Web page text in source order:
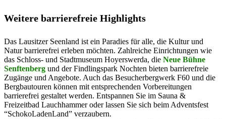
Weitere barrierefreie Highlights
Das Lausitzer Seenland ist ein Paradies für alle, die Kultur und
Natur barrierefrei erleben möchten. Zahlreiche Einrichtungen wie
das Schloss- und Stadtmuseum Hoyerswerda, die Neue Bühne
Senftenberg und der Findlingspark Nochten bieten barrierefreie
Zugänge und Angebote. Auch das Besucherbergwerk F60 und die
Bergbautouren können mit entsprechenden Vorbereitungen
barrierefrei gestaltet werden. Entspannen Sie im Sauna &
Freizeitbad Lauchhammer oder lassen Sie sich beim Adventsfest
“SchokoLadenLand” verzaubern.